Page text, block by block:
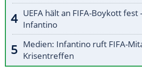
UEFA hält an FIFA-Boykott fest
Infantino
Medien: Infantino ruft FIFA-
Krisentreffen